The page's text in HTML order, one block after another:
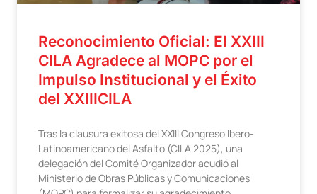
Reconocimiento Oficial: El XXIII
CILA Agradece al MOPC por el
Impulso Institucional y el Éxito
del XXIIICILA
Tras la clausura exitosa del XXIII Congreso Ibero-
Latinoamericano del Asfalto (CILA 2025), una
delegación del Comité Organizador acudió al
Ministerio de Obras Públicas y Comunicaciones